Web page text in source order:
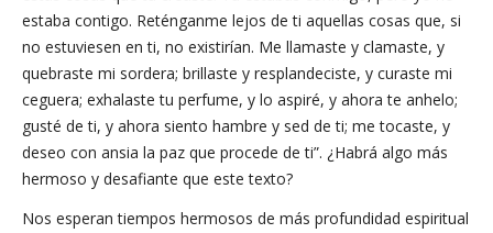
estaba contigo. Reténganme lejos de ti aquellas cosas que, si
no estuviesen en ti, no existirían. Me llamaste y clamaste, y
quebraste mi sordera; brillaste y resplandeciste, y curaste mi
ceguera; exhalaste tu perfume, y lo aspiré, y ahora te anhelo;
gusté de ti, y ahora siento hambre y sed de ti; me tocaste, y
deseo con ansia la paz que procede de ti”. ¿Habrá algo más
hermoso y desafiante que este texto?
Nos esperan tiempos hermosos de más profundidad espiritual